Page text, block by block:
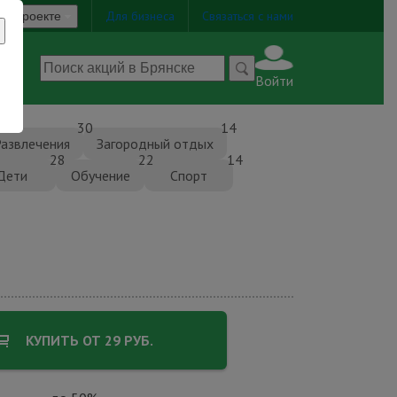
О проекте Для бизнеса Связаться с нами
Войти
30
Загородный отдых
14
28
Обучение
22
Спорт
14
КУПИТЬ ОТ 29 РУБ.